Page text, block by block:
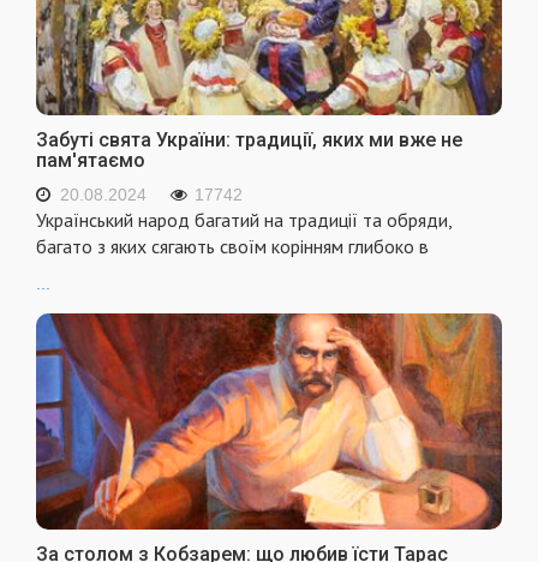
Забуті свята України: традиції, яких ми вже не
пам'ятаємо
20.08.2024 17742
Український народ багатий на традиції та обряди,
багато з яких сягають своїм корінням глибоко в
За столом з Кобзарем: що любив їсти Тарас